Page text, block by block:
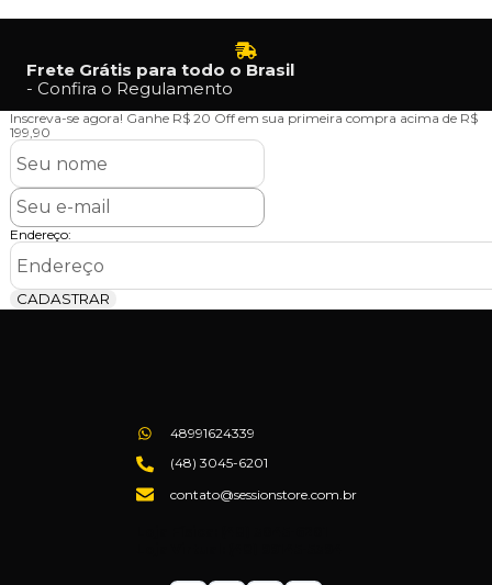
Frete Grátis para todo o Brasil
- Confira o Regulamento
Inscreva-se agora! Ganhe R$ 20 Off em sua primeira compra acima de R$
199,90
Endereço:
CADASTRAR
48991624339
(48) 3045-6201
contato@sessionstore.com.br